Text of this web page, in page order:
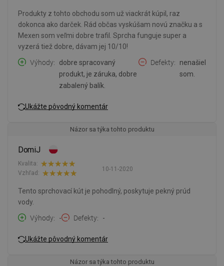
Produkty z tohto obchodu som už viackrát kúpil, raz
dokonca ako darček. Rád občas vyskúšam novú značku a s
Mexen som veľmi dobre trafil. Sprcha funguje super a
vyzerá tiež dobre, dávam jej 10/10!
Výhody
dobre spracovaný
produkt, je záruka, dobre
zabalený balík.
Defekty
nenašiel
som.
Ukážte pôvodný komentár
Názor sa týka tohto produktu
DomiJ
10-11-2020
Kvalita:
Vzhľad:
Tento sprchovací kút je pohodlný, poskytuje pekný prúd
vody.
Výhody
- Defekty -
Ukážte pôvodný komentár
Názor sa týka tohto produktu